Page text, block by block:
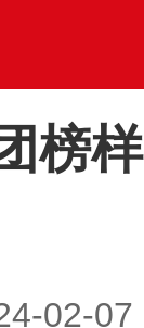
榜
02-